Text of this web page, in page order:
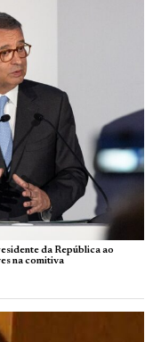
da República ao
na comitiva